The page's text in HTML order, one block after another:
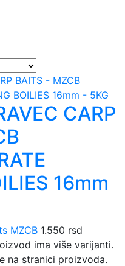
CARP
16mm
MZCB 1.550 rsd
ima više varijanti.
na stranici proizvoda.